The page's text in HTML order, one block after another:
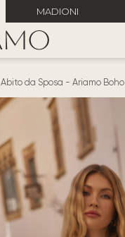
MADIONI
Abito da Sposa - Ariamo Boho